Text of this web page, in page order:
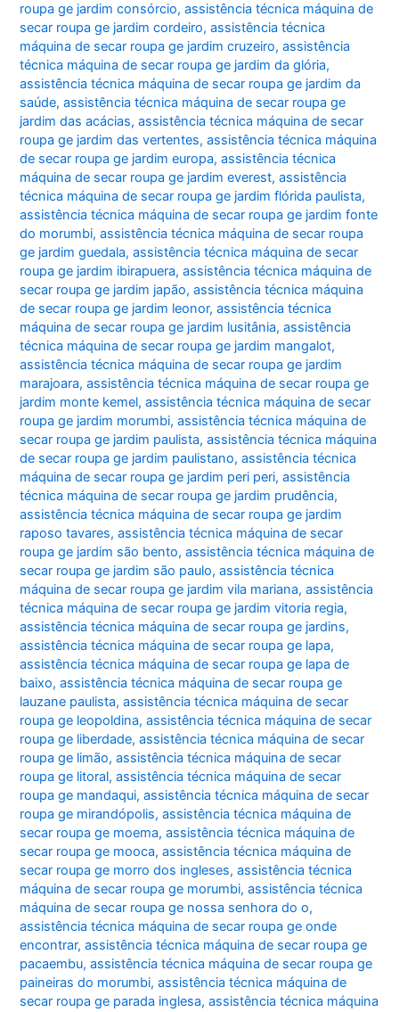
roupa ge jardim consórcio,assistência técnica máquina de
secar roupa ge jardim cordeiro,assistência técnica
máquina de secar roupa ge jardim cruzeiro,assistência
técnica máquina de secar roupa ge jardim da glória,
assistência técnica máquina de secar roupa ge jardim da
saúde,assistência técnica máquina de secar roupa ge
jardim das acácias,assistência técnica máquina de secar
roupa ge jardim das vertentes,assistência técnica máquina
de secar roupa ge jardim europa,assistência técnica
máquina de secar roupa ge jardim everest,assistência
técnica máquina de secar roupa ge jardim flórida paulista,
assistência técnica máquina de secar roupa ge jardim fonte
do morumbi,assistência técnica máquina de secar roupa
ge jardim guedala,assistência técnica máquina de secar
roupa ge jardim ibirapuera,assistência técnica máquina de
secar roupa ge jardim japão,assistência técnica máquina
de secar roupa ge jardim leonor,assistência técnica
máquina de secar roupa ge jardim lusitânia,assistência
técnica máquina de secar roupa ge jardim mangalot,
assistência técnica máquina de secar roupa ge jardim
marajoara,assistência técnica máquina de secar roupa ge
jardim monte kemel,assistência técnica máquina de secar
roupa ge jardim morumbi,assistência técnica máquina de
secar roupa ge jardim paulista,assistência técnica máquina
de secar roupa ge jardim paulistano,assistência técnica
máquina de secar roupa ge jardim peri peri,assistência
técnica máquina de secar roupa ge jardim prudência,
assistência técnica máquina de secar roupa ge jardim
raposo tavares,assistência técnica máquina de secar
roupa ge jardim são bento,assistência técnica máquina de
secar roupa ge jardim são paulo,assistência técnica
máquina de secar roupa ge jardim vila mariana,assistência
técnica máquina de secar roupa ge jardim vitoria regia,
assistência técnica máquina de secar roupa ge jardins,
assistência técnica máquina de secar roupa ge lapa,
assistência técnica máquina de secar roupa ge lapa de
baixo,assistência técnica máquina de secar roupa ge
lauzane paulista,assistência técnica máquina de secar
roupa ge leopoldina,assistência técnica máquina de secar
roupa ge liberdade,assistência técnica máquina de secar
roupa ge limão,assistência técnica máquina de secar
roupa ge litoral,assistência técnica máquina de secar
roupa ge mandaqui,assistência técnica máquina de secar
roupa ge mirandópolis,assistência técnica máquina de
secar roupa ge moema,assistência técnica máquina de
secar roupa ge mooca,assistência técnica máquina de
secar roupa ge morro dos ingleses,assistência técnica
máquina de secar roupa ge morumbi,assistência técnica
máquina de secar roupa ge nossa senhora do o,
assistência técnica máquina de secar roupa ge onde
encontrar,assistência técnica máquina de secar roupa ge
pacaembu,assistência técnica máquina de secar roupa ge
paineiras do morumbi,assistência técnica máquina de
secar roupa ge parada inglesa,assistência técnica máquina